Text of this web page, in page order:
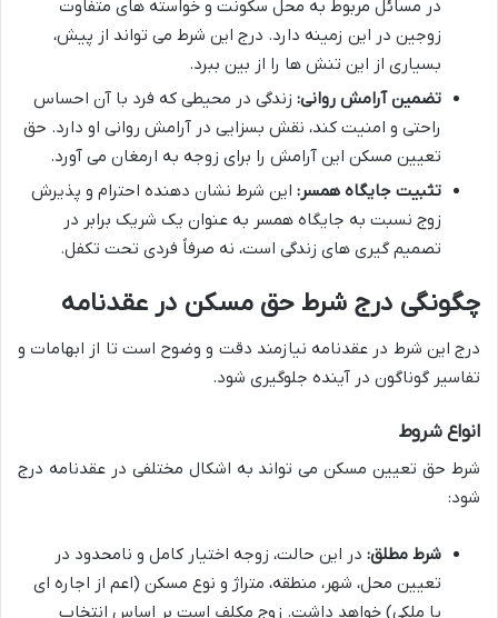
در مسائل مربوط به محل سکونت و خواسته های متفاوت
زوجین در این زمینه دارد. درج این شرط می تواند از پیش،
بسیاری از این تنش ها را از بین ببرد.
تضمین آرامش روانی: زندگی در محیطی که فرد با آن احساس
راحتی و امنیت کند، نقش بسزایی در آرامش روانی او دارد. حق
تعیین مسکن این آرامش را برای زوجه به ارمغان می آورد.
تثبیت جایگاه همسر: این شرط نشان دهنده احترام و پذیرش
زوج نسبت به جایگاه همسر به عنوان یک شریک برابر در
تصمیم گیری های زندگی است، نه صرفاً فردی تحت تکفل.
چگونگی درج شرط حق مسکن در عقدنامه
درج این شرط در عقدنامه نیازمند دقت و وضوح است تا از ابهامات و
تفاسیر گوناگون در آینده جلوگیری شود.
انواع شروط
شرط حق تعیین مسکن می تواند به اشکال مختلفی در عقدنامه درج
شود:
شرط مطلق: در این حالت، زوجه اختیار کامل و نامحدود در
تعیین محل، شهر، منطقه، متراژ و نوع مسکن (اعم از اجاره ای
یا ملکی) خواهد داشت. زوج مکلف است بر اساس انتخاب